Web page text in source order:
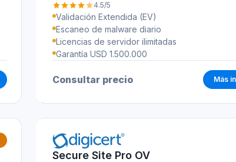
4.5/5
Validación Extendida (EV)
Escaneo de malware diario
Licencias de servidor ilimitadas
Garantía USD 1.500.000
Consultar precio Más
Secure Site Pro OV